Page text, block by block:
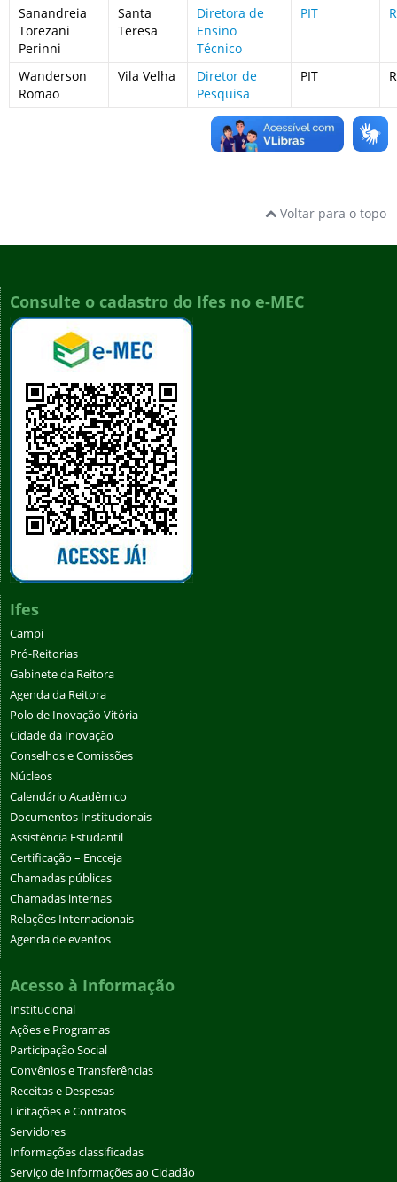
Sanandreia
Torezani
Perinni
Santa
Teresa
Diretora de
Ensino
Técnico
PIT
Wanderson
Romao
Vila Velha
Diretor de
Pesquisa
PIT
Voltar para o topo
Consulte o cadastro do Ifes no e-MEC
Ifes
Campi
Pró-Reitorias
Gabinete da Reitora
Agenda da Reitora
Polo de Inovação Vitória
Cidade da Inovação
Conselhos e Comissões
Núcleos
Calendário Acadêmico
Documentos Institucionais
Assistência Estudantil
Certificação – Encceja
Chamadas públicas
Chamadas internas
Relações Internacionais
Agenda de eventos
Acesso à Informação
Institucional
Ações e Programas
Participação Social
Convênios e Transferências
Receitas e Despesas
Licitações e Contratos
Servidores
Informações classificadas
Serviço de Informações ao Cidadão